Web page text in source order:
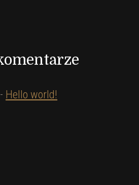
- Hello world!